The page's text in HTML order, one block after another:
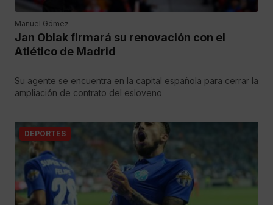
Manuel Gómez
Jan Oblak firmará su renovación con el
Atlético de Madrid
Su agente se encuentra en la capital española para cerrar la
ampliación de contrato del esloveno
DEPORTES